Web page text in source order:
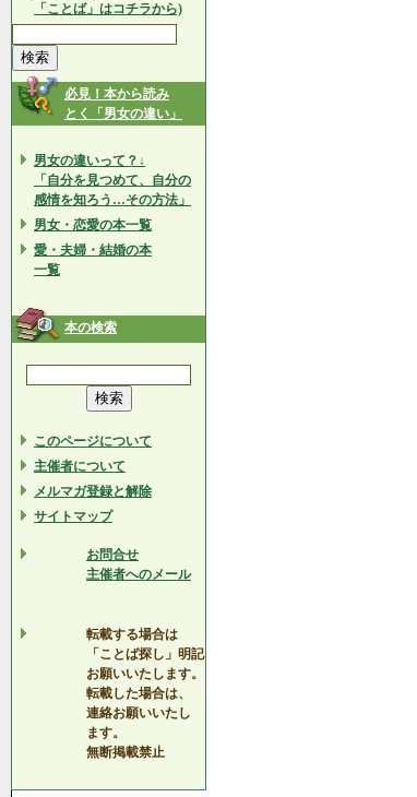
「ことば」はコチラから)
必見！本から読み
とく「男女の違い」
男女の違いって？↓
「自分を見つめて、自分の
感情を知ろう…その方法」
男女・恋愛の本一覧
愛・夫婦・結婚の本
一覧
本の検索
このページについて
主催者について
メルマガ登録と解除
サイトマップ
お問合せ
主催者へのメール
転載する場合は
「ことば探し」明記
お願いいたします。
転載した場合は、
連絡お願いいたし
ます。
無断掲載禁止